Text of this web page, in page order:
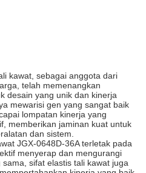
kawat, sebagai anggota dari
telah memenangkan
desain yang unik dan kinerja
mewarisi gen yang sangat baik
lompatan kinerja yang
memberikan jaminan kuat untuk
dan sistem.
JGX-0648D-36A terletak pada
menyerap dan mengurangi
sifat elastis tali kawat juga